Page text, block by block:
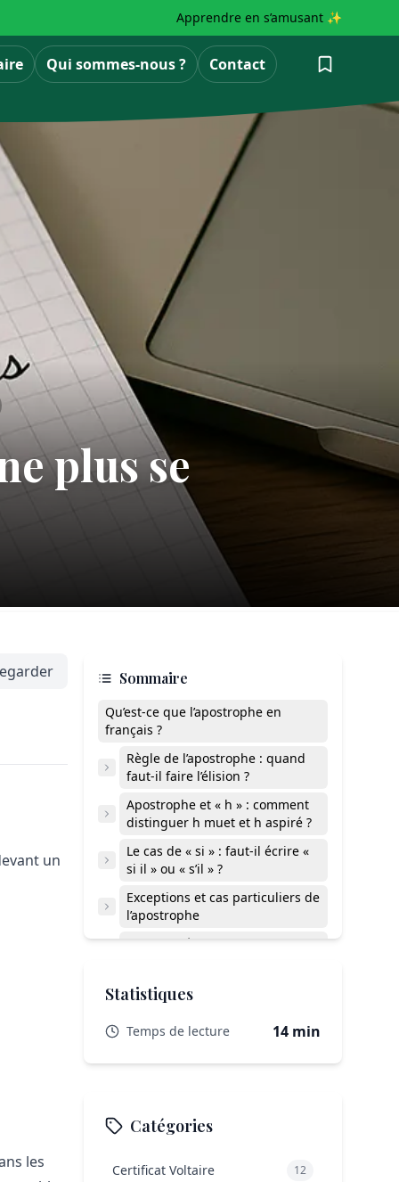
Apprendre en s’amusant ✨
Qui sommes-nous ? Contact
plus se
un
les
Sommaire
Qu’est-ce que l’apostrophe en
français ?
Règle de l’apostrophe : quand
faut-il faire l’élision ?
Apostrophe et « h » : comment
distinguer h muet et h aspiré ?
Le cas de « si » : faut-il écrire «
si il » ou « s’il » ?
Exceptions et cas particuliers de
l’apostrophe
Erreurs fréquentes avec
Exemples complets
d’apostrophe en contexte
Tableau récapitulatif des règles de
FAQ sur l’apostrophe en français
Statistiques
Temps de lecture 14 min
Catégories
Certificat Voltaire 12